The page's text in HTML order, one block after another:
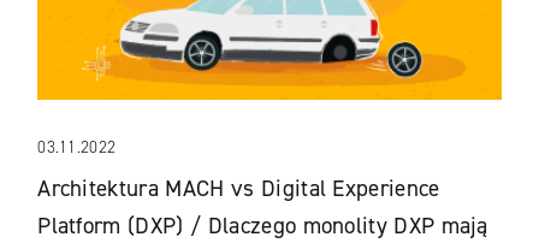
03.11.2022
Architektura MACH vs Digital Experience
Platform (DXP) / Dlaczego monolity DXP mają